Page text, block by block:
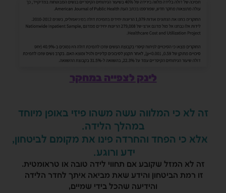
לינק לצפייה במחקר
זה לא כי המלווה עשה משהו פיזי באופן מיוחד
במהלך הלידה.
אלא כי הפחד והחרדה פינו את מקומם לביטחון,
ידע ורוגע.
זה לא המזל שקובע אם תחווי לידה טובה או טראומטית.
זו רמת הביטחון והידע שאת מביאה איתך לחדר הלידה
והידיעה שהכל בידי שמיים,